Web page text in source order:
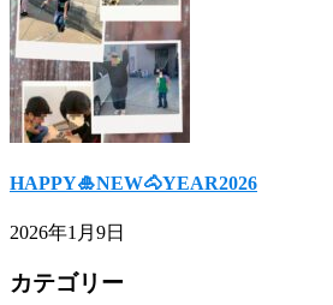
HAPPY🎍NEW🐴YEAR2026
2026年1月9日
カテゴリー